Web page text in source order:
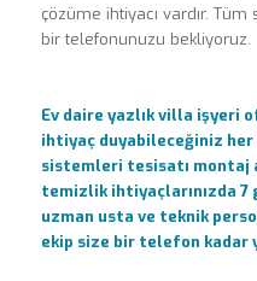
çözüme ihtiyacı vardır.
bir telefonunuzu bekliyoruz.
Ev daire yazlık villa işyeri
ihtiyaç duyabileceğiniz her
sistemleri tesisatı montaj
temizlik ihtiyaçlarınızda
uzman usta ve teknik
ekip size bir telefon kadar